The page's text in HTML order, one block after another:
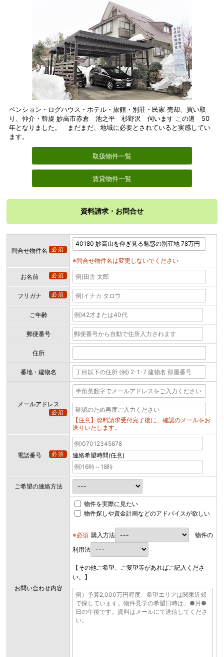
ペンション・ログハウス・ホテル・旅館・別荘・民家 売却、買い取
り、仲介・斡旋 妙高市赤倉 池之平 杉野沢 伺います この道 50
年となりました。 まだまだ、地域に必要とされていると実感してい
ます。
取扱物件一覧
賃貸物件一覧
資料請求・お問合せ
問合せ物件名 必須
※問合せ物件名は変更しないでください
お名前 必須
フリガナ 必須
ご年齢
郵便番号
住所
番地・建物名
メールアドレス
必須
【注意】資料請求受付完了後に、確認のメールをお
送りいたします。
電話番号 必須 連絡希望時間(任意)
ご希望の連絡方法
お問い合わせ内容
物件を実際に見たい
物件探しや資金計画などのアドバイスが欲しい
※必須 購入方法
物件の
利用法
【その他ご希望、ご要望等があればご記入くださ
い。】